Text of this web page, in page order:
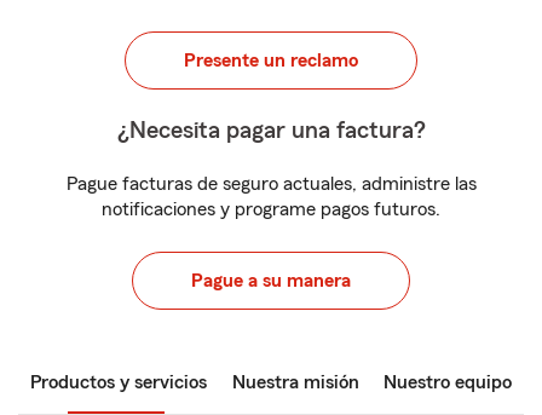
Presente un reclamo
¿Necesita pagar una factura?
Pague facturas de seguro actuales, administre las
notificaciones y programe pagos futuros.
Pague a su manera
Productos y servicios Nuestra misión Nuestro equipo